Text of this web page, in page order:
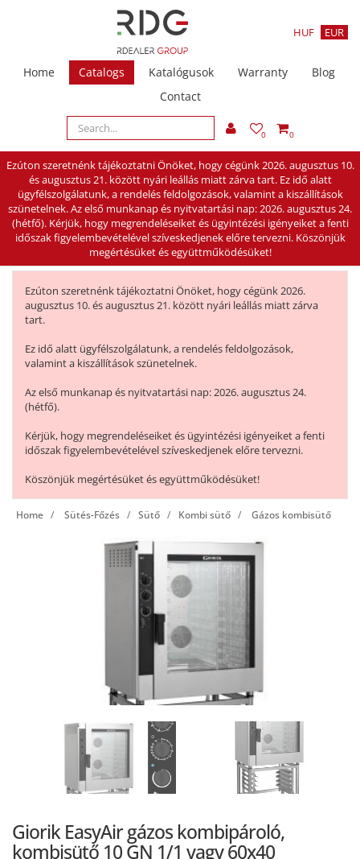
HUF EUR
Home Catalogs Katalógusok Warranty
Blog
Contact
0 0
Ezúton szeretnénk tájékoztatni Önöket, hogy cégünk 2026. augusztus 10.
és augusztus 21. között nyári leállás miatt zárva tart. Ez idő alatt
ügyfélszolgálatunk, a rendelés feldolgozások, valamint a kiszállítások
szünetelnek. Az első munkanap és nyitvatartási nap: 2026. augusztus 24.
(hétfő). Kérjük, hogy megrendeléseiket és ügyintézési igényeiket a fenti
időszak figyelembevételével szíveskedjenek előre tervezni. Köszönjük
megértésüket és együttműködésüket!
Ezúton szeretnénk tájékoztatni Önöket, hogy cégünk 2026.
augusztus 10. és augusztus 21. között nyári leállás miatt zárva
tart.
Ez idő alatt ügyfélszolgálatunk, a rendelés feldolgozások,
valamint a kiszállítások szünetelnek.
Az első munkanap és nyitvatartási nap: 2026. augusztus 24.
(hétfő).
Kérjük, hogy megrendeléseiket és ügyintézési igényeiket a fenti
időszak figyelembevételével szíveskedjenek előre tervezni.
Köszönjük megértésüket és együttműködésüket!
Home Sütés-Főzés Sütő Kombi sütő Gázos kombisütő
Giorik EasyAir gázos kombipároló,
kombisütő 10 GN 1/1 vagy 60x40